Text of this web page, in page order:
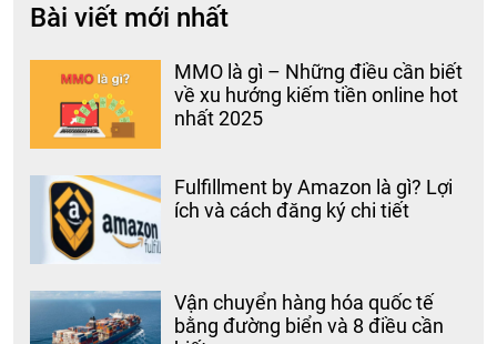
Bài viết mới nhất
MMO là gì – Những điều cần biết
về xu hướng kiếm tiền online hot
nhất 2025
Fulfillment by Amazon là gì? Lợi
ích và cách đăng ký chi tiết
Vận chuyển hàng hóa quốc tế
bằng đường biển và 8 điều cần